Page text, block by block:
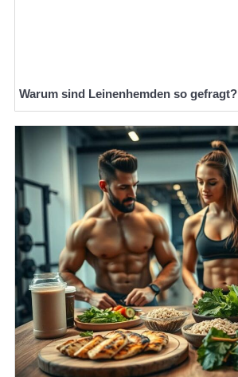
Warum sind Leinenhemden so gefragt?